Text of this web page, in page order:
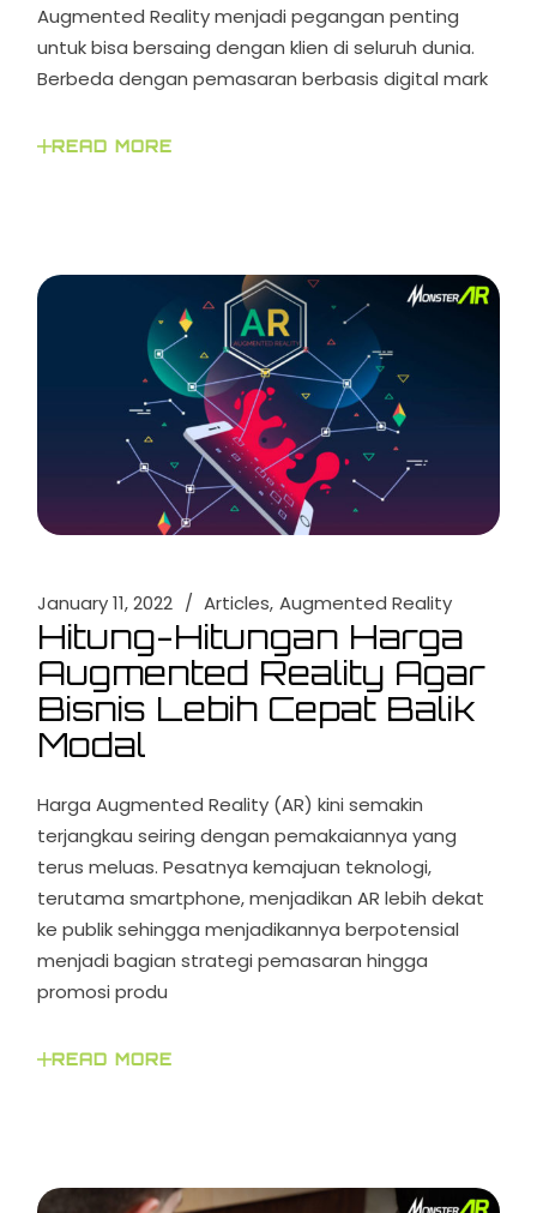
Augmented Reality menjadi pegangan penting
untuk bisa bersaing dengan klien di seluruh dunia.
Berbeda dengan pemasaran berbasis digital mark
READ MORE
January 11, 2022 Articles Augmented Reality
Hitung-Hitungan Harga
Augmented Reality Agar
Bisnis Lebih Cepat Balik
Modal
Harga Augmented Reality (AR) kini semakin
terjangkau seiring dengan pemakaiannya yang
terus meluas. Pesatnya kemajuan teknologi,
terutama smartphone, menjadikan AR lebih dekat
ke publik sehingga menjadikannya berpotensial
menjadi bagian strategi pemasaran hingga
promosi produ
READ MORE